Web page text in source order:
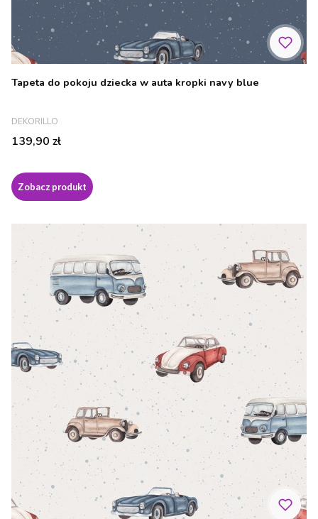
Tapeta do pokoju dziecka w auta kropki navy blue
PRODUCENT
DEKORILLO
Cena
139,90 zł
Zobacz produkt